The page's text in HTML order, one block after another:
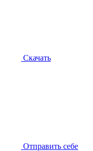
Скачать
Отправить себе